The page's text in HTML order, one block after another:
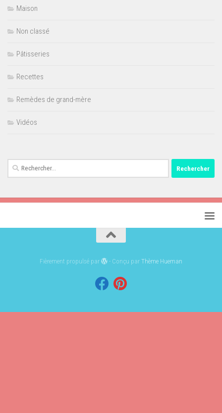
Maison
Non classé
Pâtisseries
Recettes
Remèdes de grand-mère
Vidéos
Rechercher :
Fièrement propulsé par - Conçu parThème Hueman